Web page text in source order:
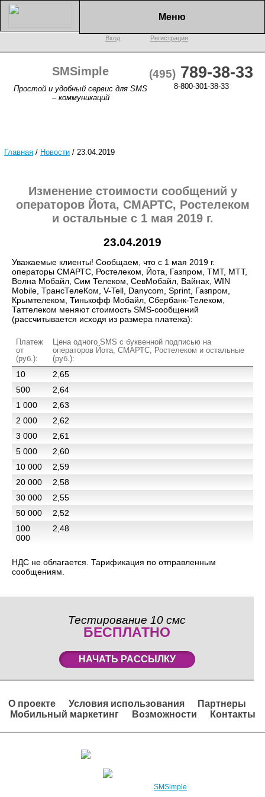
Вход Регистрация
SMSimple
Простой и удобный сервис для SMS
– коммуникаций
(495) 789-38-33
8-800-301-38-33
Меню
Главная / Новости / 23.04.2019
Изменение стоимости сообщений у
операторов Йота, СМАРТС, Ростелеком
и остальные с 1 мая 2019 г.
23.04.2019
Уважаемые клиенты! Сообщаем, что с 1 мая 2019 г.
операторы СМАРТС, Ростелеком, Йота, Газпром, ТМТ, МТТ,
Волна Мобайл, Сим Телеком, СевМобайл, Вайнах, WIN
Mobile, ТрансТелеКом, V-Tell, Danycom, Sprint, Газпром,
Крымтелеком, Тинькофф Мобайл, Сбербанк-Телеком,
Таттелеком меняют стоимость SMS-сообщений
(рассчитывается исходя из размера платежа):
Платеж
от
(руб.):
Цена одного SMS c буквенной подписью на
операторов Йота, СМАРТС, Ростелеком и остальные
(руб.):
10
2,65
500
2,64
1 000
2,63
2 000
2,62
3 000
2,61
5 000
2,60
10 000
2,59
20 000
2,58
30 000
2,55
50 000
2,52
100
000
2,48
НДС не облагается. Тарификация по отправленным
сообщениям.
Тестирование 10 смс
БЕСПЛАТНО
НАЧАТЬ РАССЫЛКУ
О проекте Условия использования
Партнеры
Мобильный маркетинг
Возможности Контакты
SMSimple